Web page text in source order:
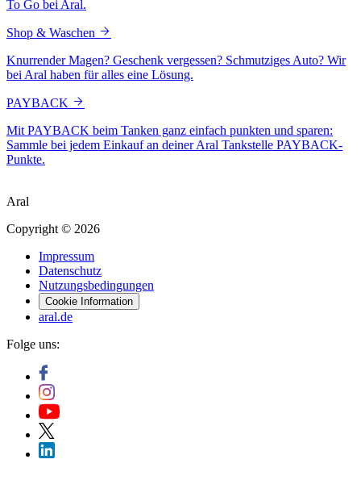
To Go bei Aral.
Shop & Waschen
Knurrender Magen? Geschenk vergessen? Schmutziges Auto? Wir
bei Aral haben für alles eine Lösung.
PAYBACK
Mit PAYBACK beim Tanken ganz einfach punkten und sparen:
Sammle bei jedem Einkauf an deiner Aral Tankstelle PAYBACK-
Punkte.
Aral
Copyright © 2026
Impressum
Datenschutz
Nutzungsbedingungen
Cookie Information
aral.de
Folge uns: